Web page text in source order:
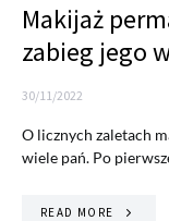
Makijaż
zabieg jego
30/11/2022
O licznych zaletach
wiele pań. Po
READ MORE